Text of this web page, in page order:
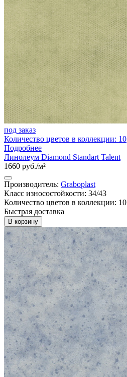
под заказ
Количество цветов в коллекции: 10
Подробнее
Линолеум Diamond Standart Talent
1660 руб./м²
Производитель: Graboplast
Класс износостойкости: 34/43
Количество цветов в коллекции: 10
Быстрая доставка
В корзину